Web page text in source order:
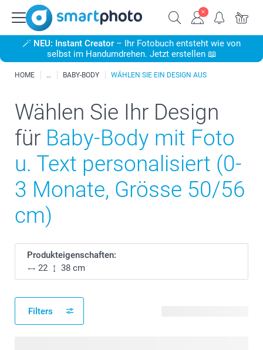
🪄 NEU: Instant Creator – Ihr Fotobuch entsteht wie von
selbst im Handumdrehen. Jetzt erstellen 📖
HOME BABY-BODY WÄHLEN SIE EIN DESIGN AUS
Wählen Sie Ihr Design
für Baby-Body mit Foto
u. Text personalisiert (0-
3 Monate, Grösse 50/56
cm)
Produkteigenschaften:
22
38 cm
Filters